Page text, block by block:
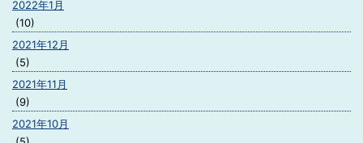
2022年1月
(10)
2021年12月
(5)
2021年11月
(9)
2021年10月